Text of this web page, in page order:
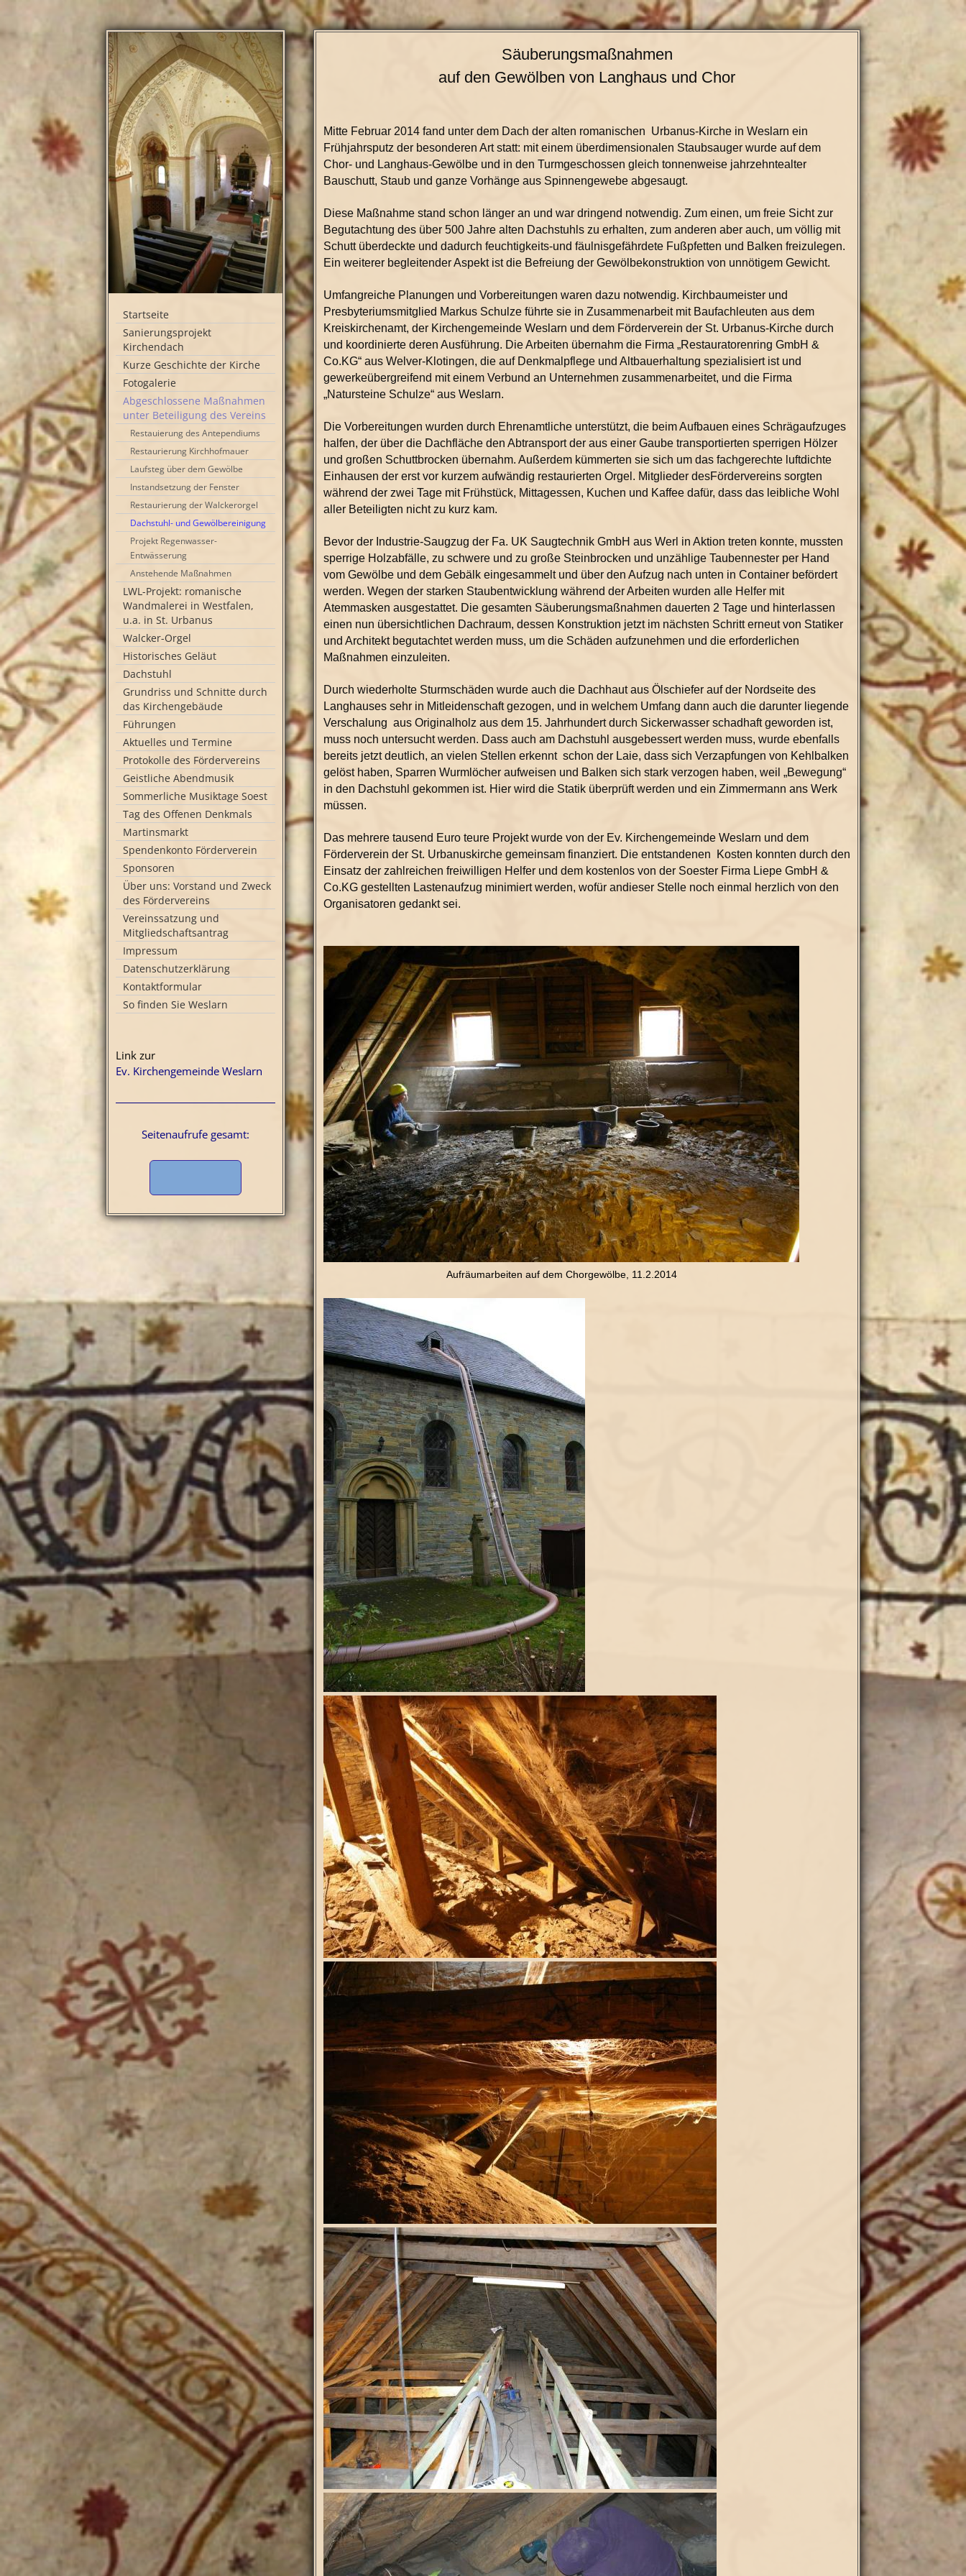
Startseite
Sanierungsprojekt
Kirchendach
Kurze Geschichte der Kirche
Fotogalerie
Abgeschlossene Maßnahmen
unter Beteiligung des Vereins
Restauierung des Antependiums
Restaurierung Kirchhofmauer
Laufsteg über dem Gewölbe
Instandsetzung der Fenster
Restaurierung der Walckerorgel
Dachstuhl- und Gewölbereinigung
Projekt Regenwasser-
Entwässerung
Anstehende Maßnahmen
LWL-Projekt: romanische
Wandmalerei in Westfalen,
u.a. in St. Urbanus
Walcker-Orgel
Historisches Geläut
Dachstuhl
Grundriss und Schnitte durch
das Kirchengebäude
Führungen
Aktuelles und Termine
Protokolle des Fördervereins
Geistliche Abendmusik
Sommerliche Musiktage Soest
Tag des Offenen Denkmals
Martinsmarkt
Spendenkonto Förderverein
Sponsoren
Über uns: Vorstand und Zweck
des Fördervereins
Vereinssatzung und
Mitgliedschaftsantrag
Impressum
Datenschutzerklärung
Kontaktformular
So finden Sie Weslarn
Link zur
Ev. Kirchengemeinde Weslarn
Seitenaufrufe gesamt:
Säuberungsmaßnahmen
auf den Gewölben von Langhaus und Chor
Mitte Februar 2014 fand unter dem Dach der alten romanischen Urbanus-Kirche in Weslarn ein
Frühjahrsputz der besonderen Art statt: mit einem überdimensionalen Staubsauger wurde auf dem
Chor- und Langhaus-Gewölbe und in den Turmgeschossen gleich tonnenweise jahrzehntealter
Bauschutt, Staub und ganze Vorhänge aus Spinnengewebe abgesaugt.
Diese Maßnahme stand schon länger an und war dringend notwendig. Zum einen, um freie Sicht zur
Begutachtung des über 500 Jahre alten Dachstuhls zu erhalten, zum anderen aber auch, um völlig mit
Schutt überdeckte und dadurch feuchtigkeits-und fäulnisgefährdete Fußpfetten und Balken freizulegen.
Ein weiterer begleitender Aspekt ist die Befreiung der Gewölbekonstruktion von unnötigem Gewicht.
Umfangreiche Planungen und Vorbereitungen waren dazu notwendig. Kirchbaumeister und
Presbyteriumsmitglied Markus Schulze führte sie in Zusammenarbeit mit Baufachleuten aus dem
Kreiskirchenamt, der Kirchengemeinde Weslarn und dem Förderverein der St. Urbanus-Kirche durch
und koordinierte deren Ausführung. Die Arbeiten übernahm die Firma „Restauratorenring GmbH &
Co.KG“ aus Welver-Klotingen, die auf Denkmalpflege und Altbauerhaltung spezialisiert ist und
gewerkeübergreifend mit einem Verbund an Unternehmen zusammenarbeitet, und die Firma
„Natursteine Schulze“ aus Weslarn.
Die Vorbereitungen wurden durch Ehrenamtliche unterstützt, die beim Aufbauen eines Schrägaufzuges
halfen, der über die Dachfläche den Abtransport der aus einer Gaube transportierten sperrigen Hölzer
und großen Schuttbrocken übernahm. Außerdem kümmerten sie sich um das fachgerechte luftdichte
Einhausen der erst vor kurzem aufwändig restaurierten Orgel. Mitglieder desFördervereins sorgten
während der zwei Tage mit Frühstück, Mittagessen, Kuchen und Kaffee dafür, dass das leibliche Wohl
aller Beteiligten nicht zu kurz kam.
Bevor der Industrie-Saugzug der Fa. UK Saugtechnik GmbH aus Werl in Aktion treten konnte, mussten
sperrige Holzabfälle, zu schwere und zu große Steinbrocken und unzählige Taubennester per Hand
vom Gewölbe und dem Gebälk eingesammelt und über den Aufzug nach unten in Container befördert
werden. Wegen der starken Staubentwicklung während der Arbeiten wurden alle Helfer mit
Atemmasken ausgestattet. Die gesamten Säuberungsmaßnahmen dauerten 2 Tage und hinterlassen
einen nun übersichtlichen Dachraum, dessen Konstruktion jetzt im nächsten Schritt erneut von Statiker
und Architekt begutachtet werden muss, um die Schäden aufzunehmen und die erforderlichen
Maßnahmen einzuleiten.
Durch wiederholte Sturmschäden wurde auch die Dachhaut aus Ölschiefer auf der Nordseite des
Langhauses sehr in Mitleidenschaft gezogen, und in welchem Umfang dann auch die darunter liegende
Verschalung aus Originalholz aus dem 15. Jahrhundert durch Sickerwasser schadhaft geworden ist,
muss noch untersucht werden. Dass auch am Dachstuhl ausgebessert werden muss, wurde ebenfalls
bereits jetzt deutlich, an vielen Stellen erkennt schon der Laie, dass sich Verzapfungen von Kehlbalken
gelöst haben, Sparren Wurmlöcher aufweisen und Balken sich stark verzogen haben, weil „Bewegung“
in den Dachstuhl gekommen ist. Hier wird die Statik überprüft werden und ein Zimmermann ans Werk
müssen.
Das mehrere tausend Euro teure Projekt wurde von der Ev. Kirchengemeinde Weslarn und dem
Förderverein der St. Urbanuskirche gemeinsam finanziert. Die entstandenen
Kosten konnten durch den
Einsatz der zahlreichen freiwilligen Helfer und dem kostenlos von der Soester Firma Liepe GmbH &
Co.KG gestellten Lastenaufzug minimiert werden, wofür andieser Stelle noch einmal herzlich von den
Organisatoren gedankt sei.
Aufräumarbeiten auf dem Chorgewölbe, 11.2.2014